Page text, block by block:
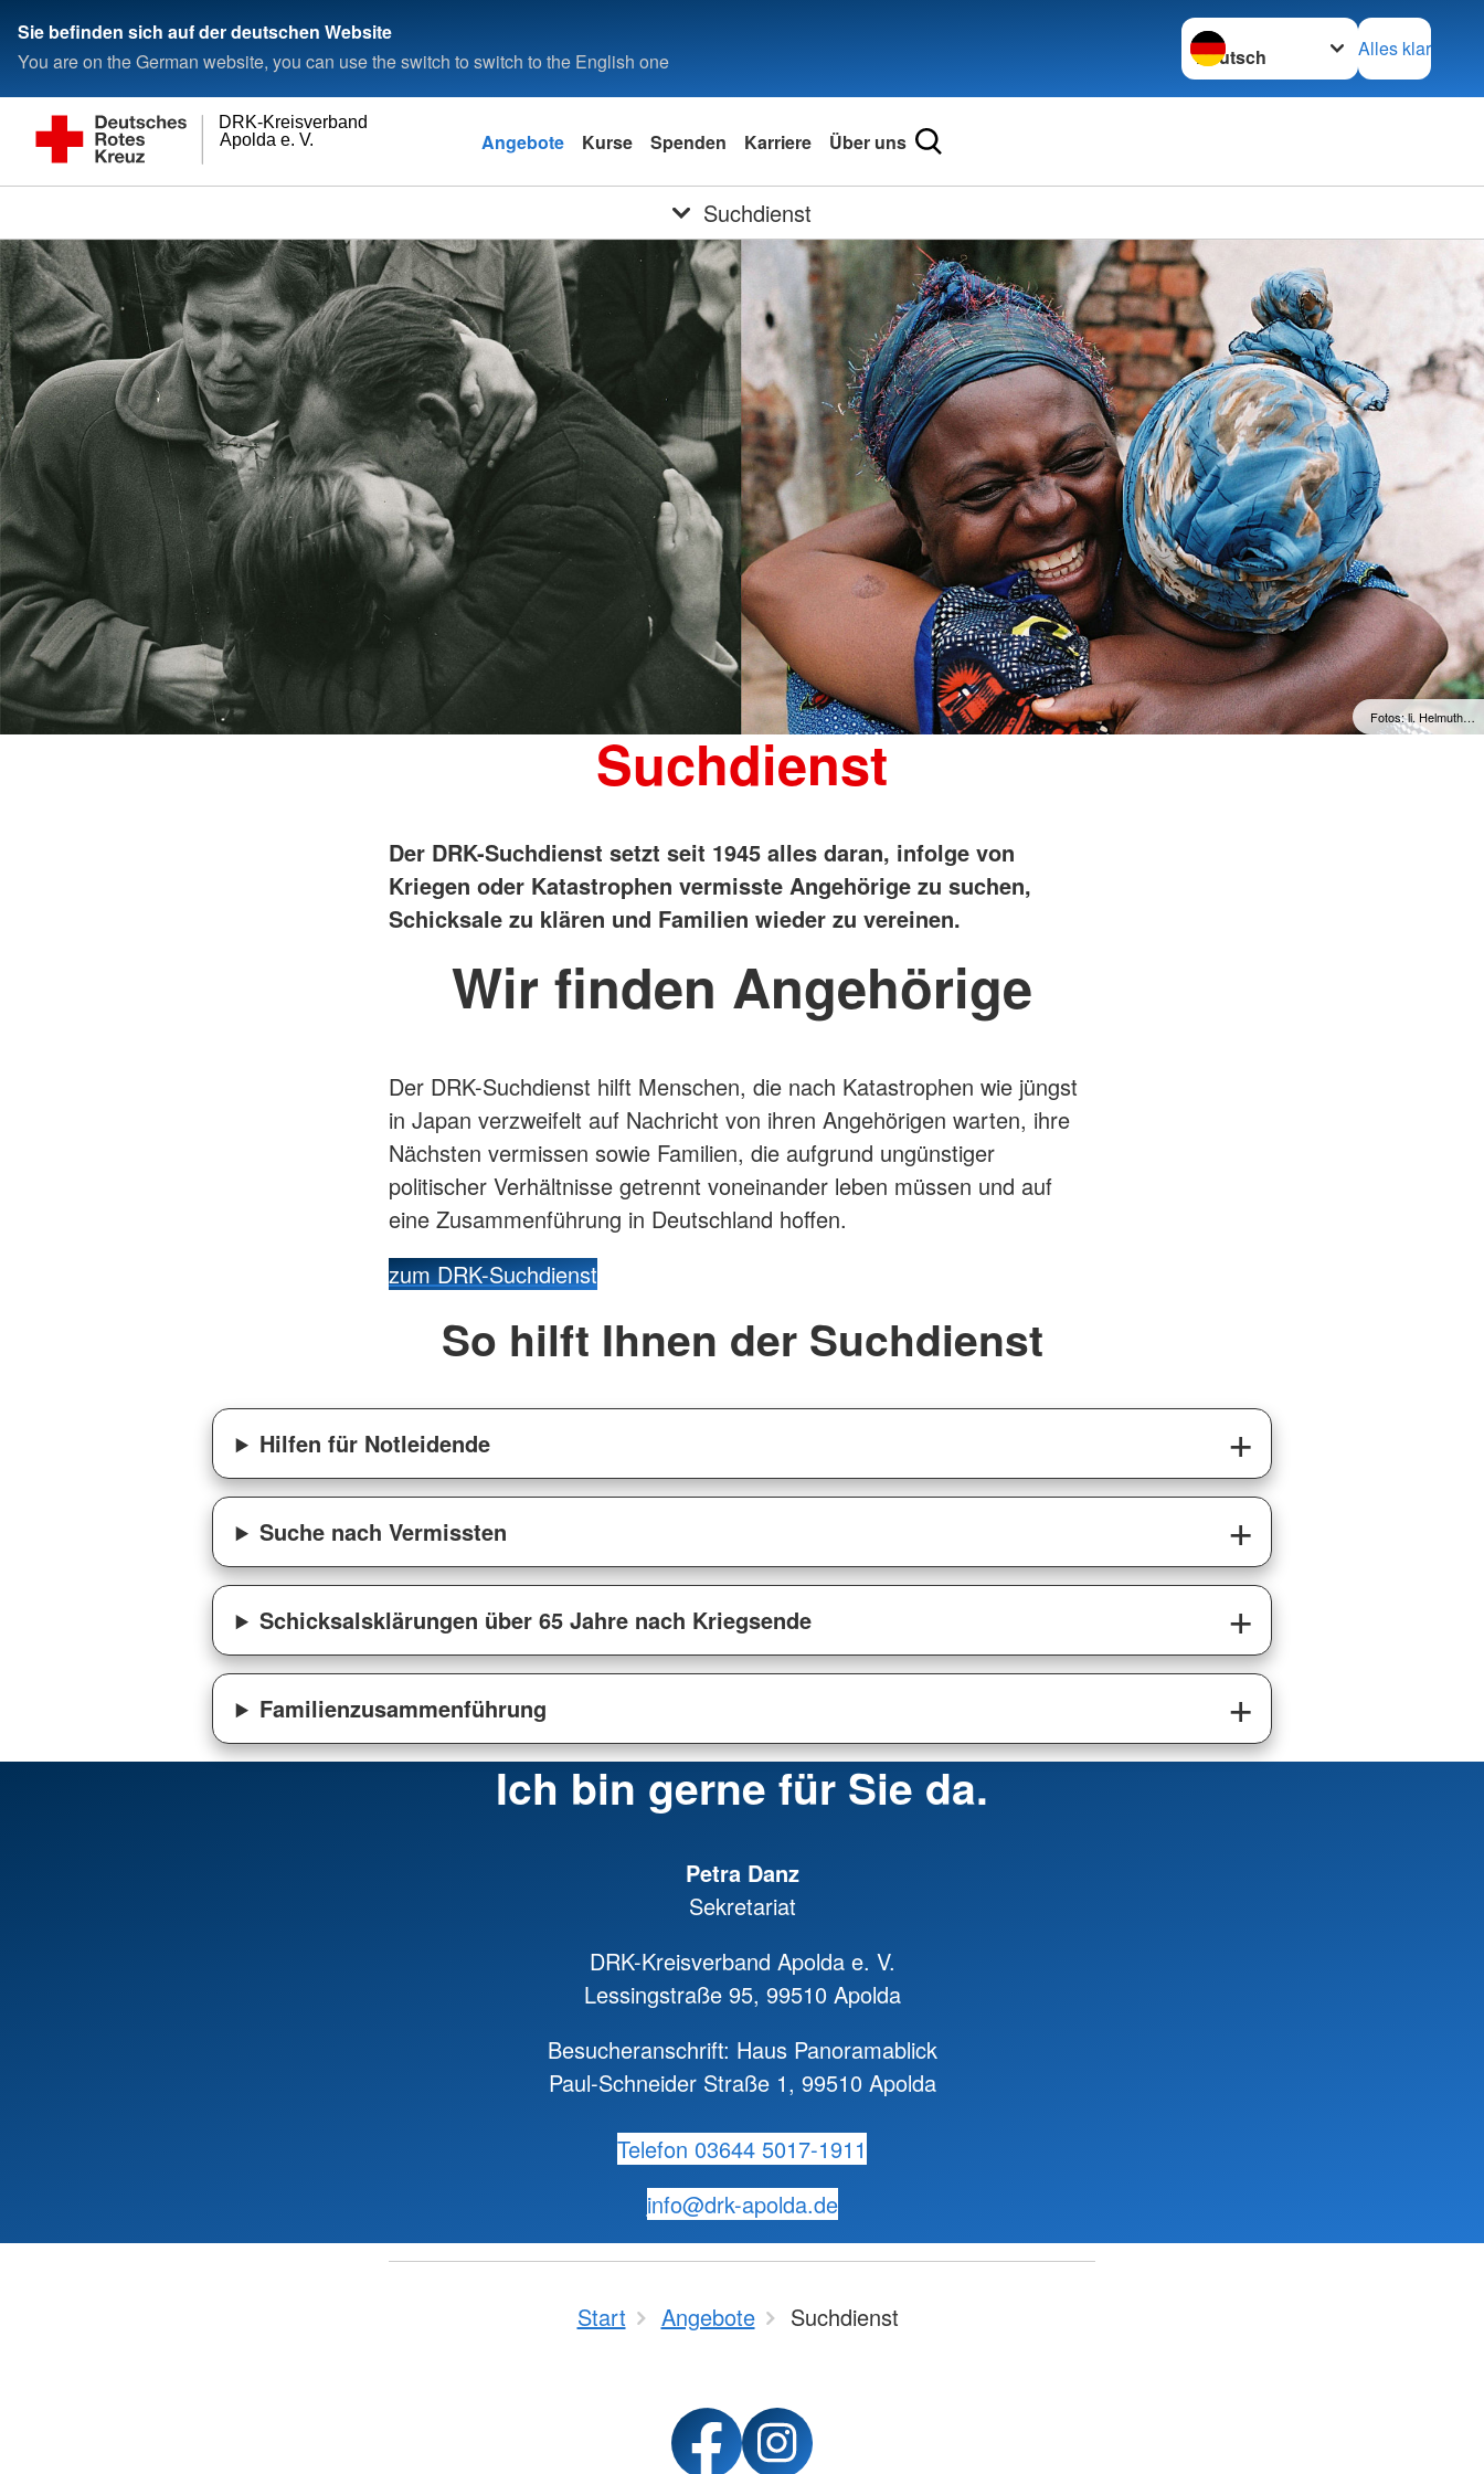
Sie befinden sich auf der deutschen Website
You are on the German website, you can use the switch to switch to the English one
Sprache wechseln zu
Alles klar
Apolda e. V.
DRK-Kreisverband
Angebote Kurse Spenden Karriere Über uns
Suchdienst
Fotos: li. Helmuth…
Suchdienst
Der DRK-Suchdienst setzt seit 1945 alles daran, infolge von
Kriegen oder Katastrophen vermisste Angehörige zu suchen,
Schicksale zu klären und Familien wieder zu vereinen.
Wir finden Angehörige
Der DRK-Suchdienst hilft Menschen, die nach Katastrophen wie jüngst
in Japan verzweifelt auf Nachricht von ihren Angehörigen warten, ihre
Nächsten vermissen sowie Familien, die aufgrund ungünstiger
politischer Verhältnisse getrennt voneinander leben müssen und auf
eine Zusammenführung in Deutschland hoffen.
zum DRK-Suchdienst
So hilft Ihnen der Suchdienst
Hilfen für Notleidende
Suche nach Vermissten
Schicksalsklärungen über 65 Jahre nach Kriegsende
Familienzusammenführung
Ich bin gerne für Sie da.
Petra Danz
Sekretariat
DRK-Kreisverband Apolda e. V.
Lessingstraße 95, 99510 Apolda
Besucheranschrift: Haus Panoramablick
Paul-Schneider Straße 1, 99510 Apolda
Telefon 03644 5017-1911
info@drk-apolda.de
Start Angebote Suchdienst